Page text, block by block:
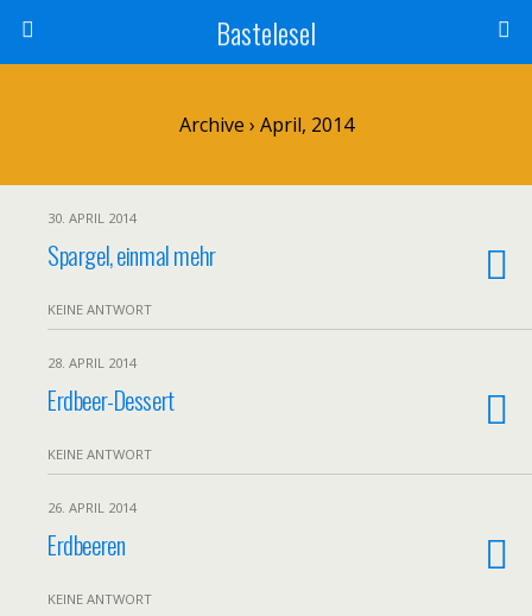
Bastelesel
Archive › April, 2014
30. APRIL 2014
Spargel, einmal mehr
KEINE ANTWORT
28. APRIL 2014
Erdbeer-Dessert
KEINE ANTWORT
26. APRIL 2014
Erdbeeren
KEINE ANTWORT